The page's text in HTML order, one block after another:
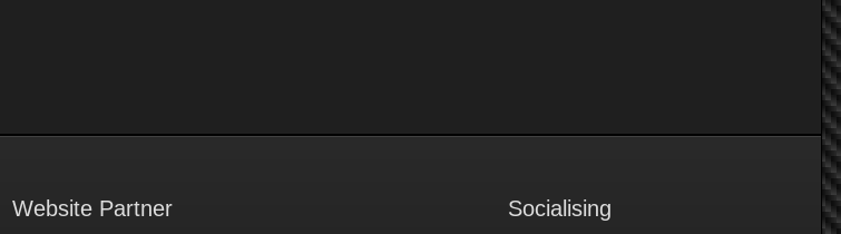
Website Partner Socialising